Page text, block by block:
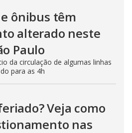
ônibus têm
alterado neste
Paulo
da circulação de algumas linhas
para as 4h
Veja como
nas